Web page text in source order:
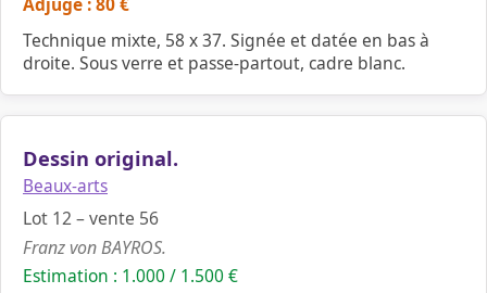
Technique mixte, 58 x 37. Signée et datée en bas à
droite. Sous verre et passe-partout, cadre blanc.
Dessin original.
Beaux-arts
Lot 12 – vente 56
Franz von BAYROS.
Estimation : 1.000 / 1.500 €